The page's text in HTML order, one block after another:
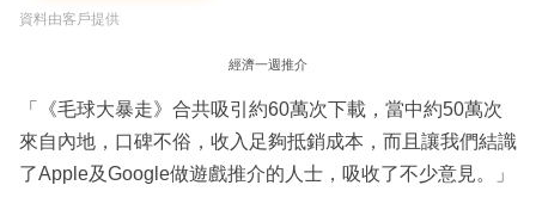
資料由客戶提供
經濟一週推介
「《毛球大暴走》合共吸引約60萬次下載，當中約50萬次
來自內地，口碑不俗，收入足夠抵銷成本，而且讓我們結識
了Apple及Google做遊戲推介的人士，吸收了不少意見。」